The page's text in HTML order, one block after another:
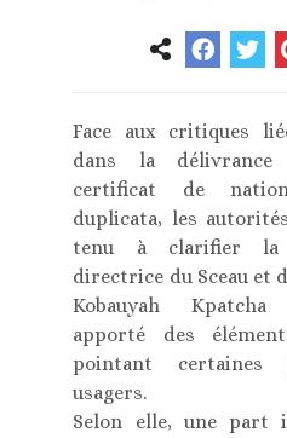
Face aux critiques
dans la
certificat de
duplicata, les
tenu à clarifier la
directrice du Sceau et
Kobauyah
apporté des
pointant certaines
usagers.
Selon elle, une part